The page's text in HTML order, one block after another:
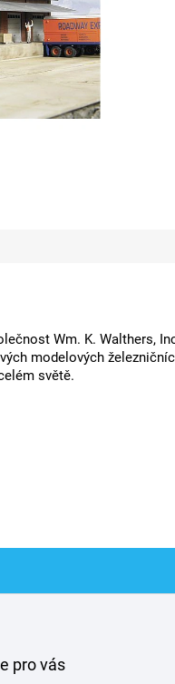
Wm. K. Walthers,
modelových
světě.
pro vás